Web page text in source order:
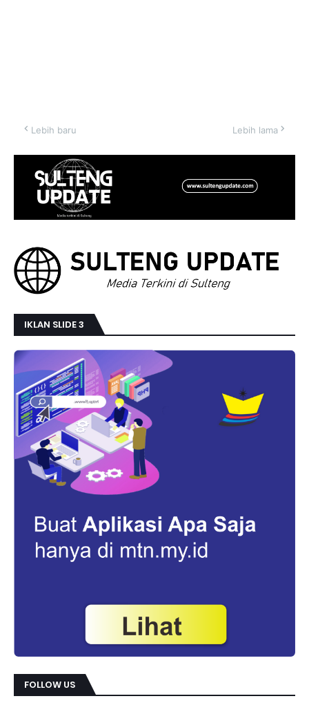
Lebih baru Lebih lama
IKLAN SLIDE 3
FOLLOW US